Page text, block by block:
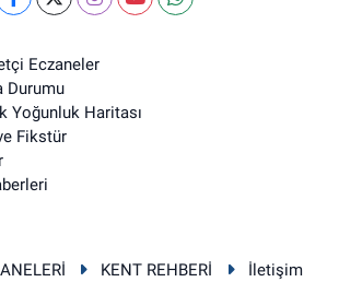
Eczaneler
Durumu
Yoğunluk Haritası
Fikstür
KENT REHBERİ İletişim